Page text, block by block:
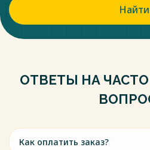
Найти
ОТВЕТЫ НА
Как оплатить заказ?